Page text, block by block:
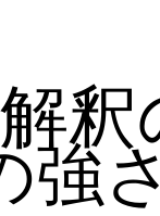
強さ
解釈